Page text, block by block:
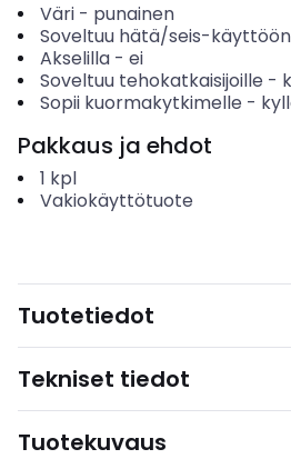
Väri- punainen
Soveltuu hätä/seis-käyttöön
Akselilla- ei
Soveltuu tehokatkaisijoille -
Sopii kuormakytkimelle -
Pakkaus ja ehdot
1 kpl
Vakiokäyttötuote
Tuotetiedot
Tekniset tiedot
Tuotekuvaus